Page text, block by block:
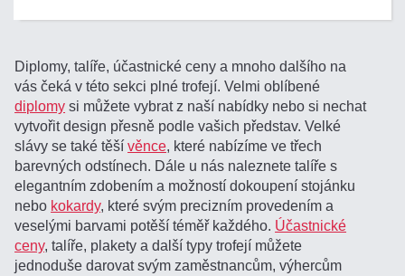
Diplomy, talíře, účastnické ceny a mnoho dalšího na
vás čeká v této sekci plné trofejí. Velmi oblíbené
diplomy si můžete vybrat z naší nabídky nebo si nechat
vytvořit design přesně podle vašich představ. Velké
slávy se také těšívěnce, které nabízíme ve třech
barevných odstínech. Dále u nás naleznete talíře s
elegantním zdobením a možností dokoupení stojánku
nebo kokardy, které svým precizním provedením a
veselými barvami potěší téměř každého. Účastnické
ceny, talíře, plakety a další typy trofejí můžete
jednoduše darovat svým zaměstnancům, výhercům